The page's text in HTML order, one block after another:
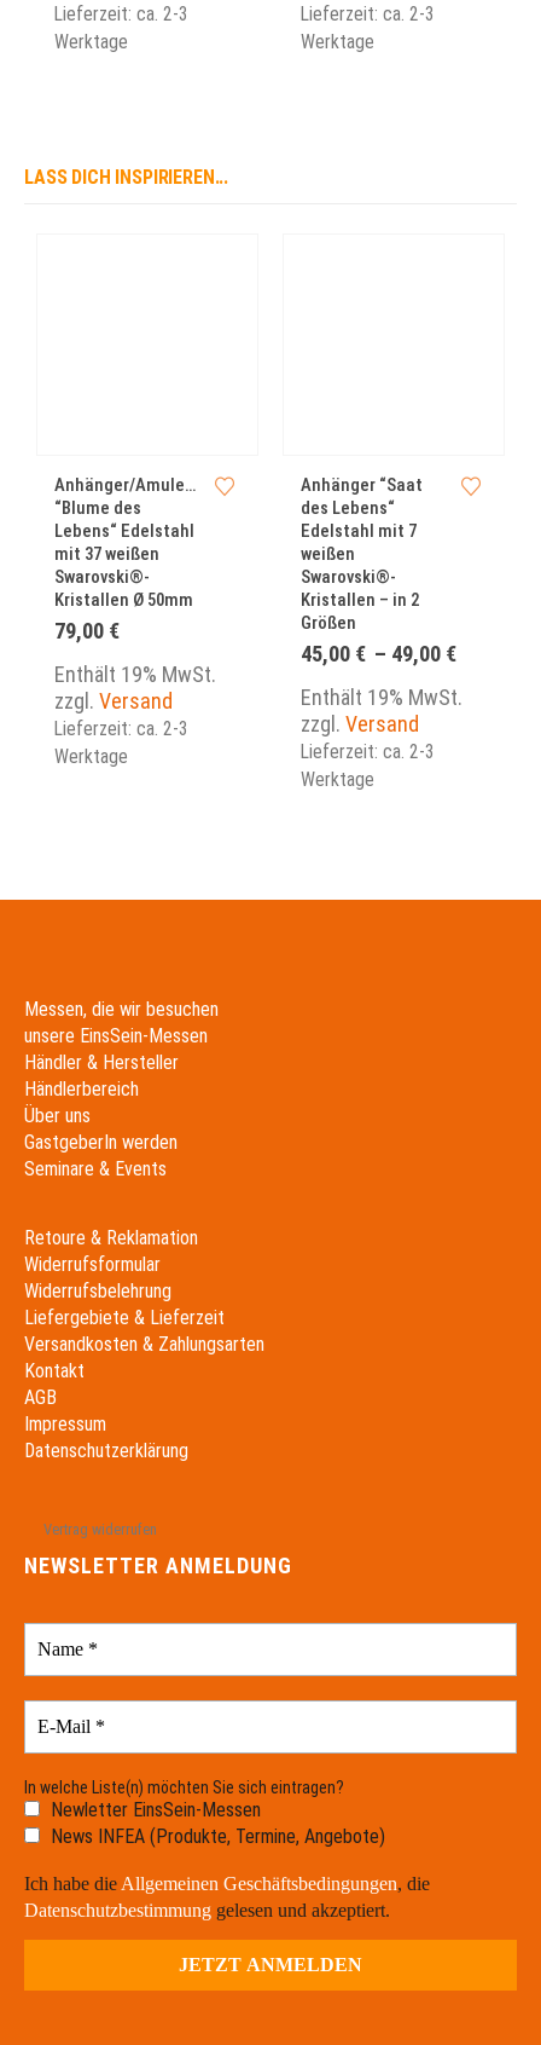
Lieferzeit: ca. 2-3
Werktage
Lieferzeit: ca. 2-3
Werktage
LASS DICH INSPIRIEREN...
Anhänger/Amulett
“Blume des
Lebens“ Edelstahl
mit 37 weißen
Swarovski®-
Kristallen Ø 50mm
79,00 €
Enthält 19% MwSt.
zzgl. Versand
Lieferzeit: ca. 2-3
Werktage
Anhänger “Saat
des Lebens“
Edelstahl mit 7
weißen
Swarovski®-
Kristallen – in 2
Größen
45,00 € – 49,00 €
Enthält 19% MwSt.
zzgl. Versand
Lieferzeit: ca. 2-3
Werktage
Messen, die wir besuchen
unsere EinsSein-Messen
Händler & Hersteller
Händlerbereich
Über uns
GastgeberIn werden
Seminare & Events
Retoure & Reklamation
Widerrufsformular
Widerrufsbelehrung
Liefergebiete & Lieferzeit
Versandkosten & Zahlungsarten
Kontakt
AGB
Impressum
Datenschutzerklärung
Vertrag widerrufen
NEWSLETTER ANMELDUNG
In welche Liste(n) möchten Sie sich eintragen?
Newletter EinsSein-Messen
News INFEA (Produkte, Termine, Angebote)
Ich habe die Allgemeinen Geschäftsbedingungen, die
Datenschutzbestimmung gelesen und akzeptiert.